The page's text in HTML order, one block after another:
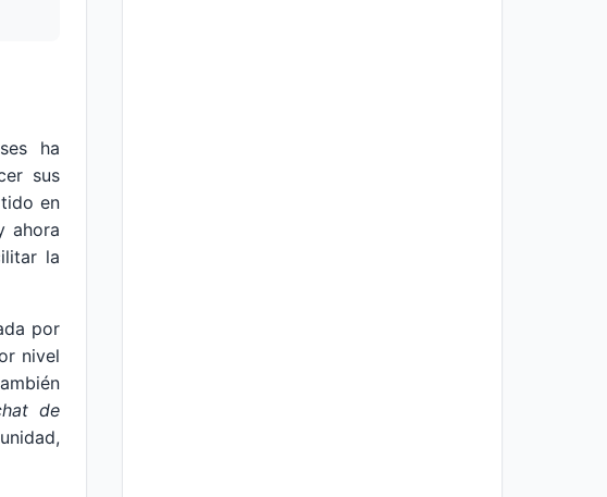
ha
sus
en
ahora
la
por
nivel
de